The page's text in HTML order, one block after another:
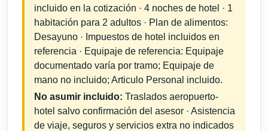
incluido en la cotización · 4 noches de hotel · 1
habitación para 2 adultos · Plan de alimentos:
Desayuno · Impuestos de hotel incluidos en
referencia · Equipaje de referencia: Equipaje
documentado varía por tramo; Equipaje de
mano no incluido; Articulo Personal incluido.
No asumir incluido: Traslados aeropuerto-
hotel salvo confirmación del asesor · Asistencia
de viaje, seguros y servicios extra no indicados